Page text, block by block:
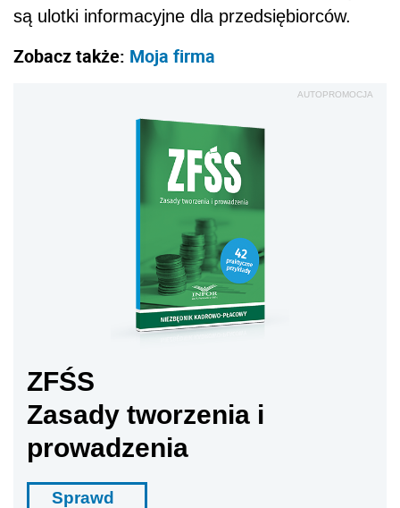
są ulotki informacyjne dla przedsiębiorców.
Zobacz także: Moja firma
AUTOPROMOCJA
ZFŚS
Zasady tworzenia i
prowadzenia
Sprawd